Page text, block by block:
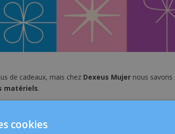
de cadeaux, mais chez Dexeus Mujer nous savons
matériels.
que le meilleur cadeau est votre santé, avoir une
faire confiance année après année
cookies